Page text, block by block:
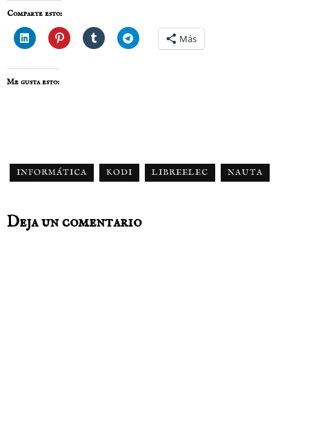
Comparte esto:
Más
Me gusta esto:
INFORMÁTICA KODI LIBREELEC NAUTA
Deja un comentario